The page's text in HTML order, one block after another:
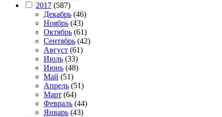
2017 (587)
Декабрь (46)
Ноябрь (43)
Октябрь (61)
Сентябрь (42)
Август (61)
Июль (33)
Июнь (48)
Май (51)
Апрель (51)
Март (64)
Февраль (44)
Январь (43)